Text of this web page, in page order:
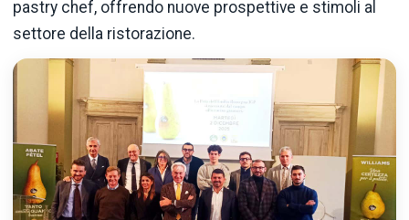
pastry chef, offrendo nuove prospettive e stimoli al
settore della ristorazione.